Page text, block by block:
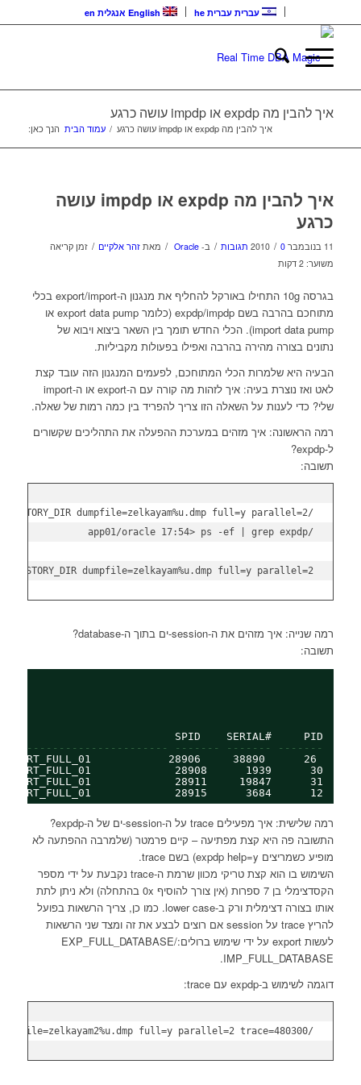
עברית עברית he
English אנגלית en
איך להבין מה expdp או impdp עושה כרגע
הנך כאן: עמוד הבית / איך להבין מה expdp או impdp עושה כרגע
איך להבין מה expdp או impdp עושה
כרגע
11 בנובמבר 2010 / 0 תגובות / ב- Oracle
/ מאת זהר אלקיים / זמן קריאה
משוער: 2 דקות
בגרסה 10g התחילו באורקל להחליף את מנגנון ה-export/import בכלי
מתוחכם בהרבה בשם expdp/impdp (כלומר export data pump או
import data pump). הכלי החדש תומך בין השאר ביצוא ויבוא של
נתונים בצורה מהירה בהרבה ואפילו בפעולות מקביליות.
הבעיה היא שלמרות הכלי המתוחכם, לפעמים המנגנון הזה עובד קצת
לאט ואז נוצרת בעיה: איך לזהות מה קורה עם ה-export או ה-import
שלי? כדי לענות על השאלה הזו צריך להפריד בין כמה רמות של שאלה.
רמה הראשונה: איך מזהים במערכת ההפעלה את התהליכים שקשורים
ל-expdp?
תשובה:
/app01/oracle 17:54> ps -ef | grep expdp
dumpfile=zelkayam%u.dmp full=y parallel=2
רמה שנייה: איך מזהים את ה-session-ים בתוך ה-database?
תשובה:
SPID    SERIAL#     PID
------- ------- -------
28906     38890      26
28908      1939      30
28911     19847      31
28915      3684      12
רמה שלישית: איך מפעילים trace על ה-session-ים של ה-expdp?
התשובה פה היא קצת מפתיעה – קיים פרמטר (שלמרבה ההפתעה לא
מופיע כשמריצים expdp help=y) בשם trace.
השימוש בו הוא קצת טריקי מכוון שרמת ה-trace נקבעת על ידי מספר
הקסדצימלי בן 7 ספרות (אין צורך להוסיף 0x בהתחלה) ולא ניתן לתת
אותו בצורה דצימלית ורק ב-lower case. כמו כן, צריך הרשאות בפועל
להריץ trace על session אם רוצים לבצע את זה ומצד שני הרשאות
לעשות export על ידי שימוש ברולים:EXP_FULL_DATABASE/
IMP_FULL_DATABASE.
דוגמה לשימוש ב-expdp עם trace:
/app01/oracle 18:19> expdp zelkayam2 directory=HISTORY_DIR dumpfile=zelkayam2%u.dmp full=y parallel=2 trace=480300